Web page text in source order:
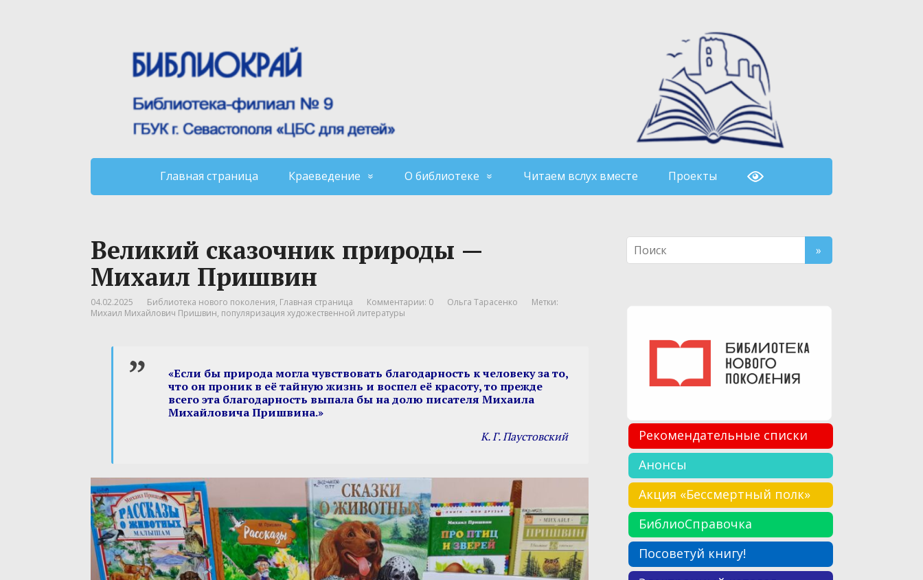
Главная страница Краеведение О библиотеке Читаем вслух вместе Проекты
Великий сказочник природы —
Михаил Пришвин
04.02.2025 Библиотека нового поколения, Главная страница Комментарии: 0 Ольга Тарасенко
Метки:
Михаил Михайлович Пришвин, популяризация художественной литературы
«Если бы природа могла чувствовать благодарность к человеку за то,
что он проник в её тайную жизнь и воспел её красоту, то прежде
всего эта благодарность выпала бы на долю писателя Михаила
Михайловича Пришвина.»
К. Г. Паустовский
Рекомендательные списки
Анонсы
Акция «Бессмертный полк»
БиблиоСправочка
Посоветуй книгу!